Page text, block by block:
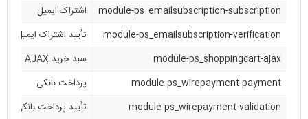
module-ps_emailsubscription-subscription
اشتراک ایمیل
module-ps_emailsubscription-verification
تأیید اشتراک ایمیل
module-ps_shoppingcart-ajax
سبد خرید AJAX
module-ps_wirepayment-payment
پرداخت بانکی
module-ps_wirepayment-validation
تأیید پرداخت بانکی